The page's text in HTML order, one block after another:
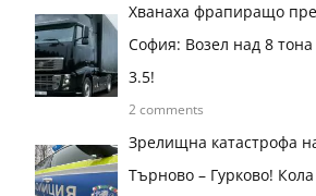
Хванаха фрапиращо
София: Возел над 8
3.5!
2 comments
Зрелищна катастрофа
Търново – Гурково!